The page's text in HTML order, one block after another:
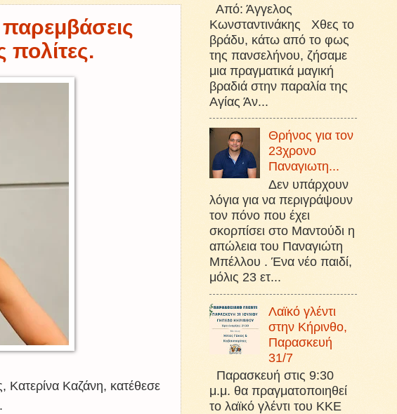
πολίτες.
Καζάνη, κατέθεσε
Από: Άγγελος
Κωνσταντινάκης Χθες το
βράδυ, κάτω από το φως
της πανσελήνου, ζήσαμε
μια πραγματικά μαγική
βραδιά στην παραλία της
Αγίας Άν...
Θρήνος για τον
23χρονο
Παναγιωτη...
Δεν υπάρχουν
λόγια για να περιγράψουν
τον πόνο που έχει
σκορπίσει στο Μαντούδι η
απώλεια του Παναγιώτη
Μπέλλου . Ένα νέο παιδί,
μόλις 23 ετ...
Λαϊκό γλέντι
στην Κήρινθο,
Παρασκευή
31/7
Παρασκευή στις 9:30
μ.μ. θα πραγματοποιηθεί
το λαϊκό γλέντι του ΚΚΕ